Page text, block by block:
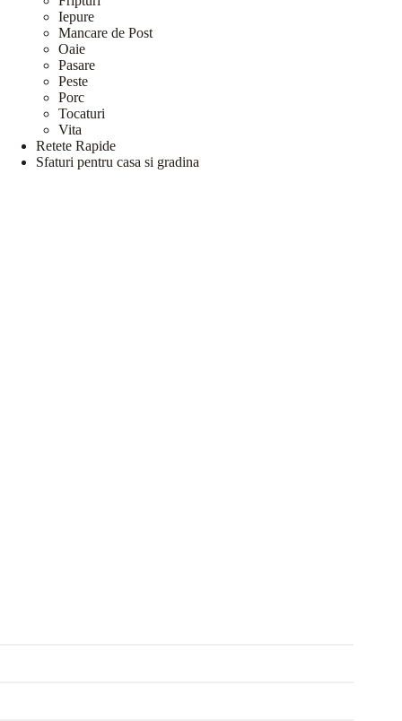
Iepure
Mancare de Post
Oaie
Pasare
Peste
Porc
Tocaturi
Vita
Retete Rapide
Sfaturi pentru casa si gradina